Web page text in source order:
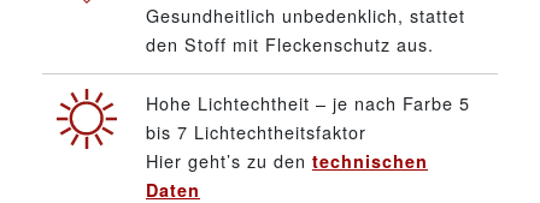
Gesundheitlich unbedenklich, stattet
den Stoff mit Fleckenschutz aus.
Hohe Lichtechtheit – je nach Farbe 5
bis 7 Lichtechtheitsfaktor
Hier geht’s zu den technischen
Daten